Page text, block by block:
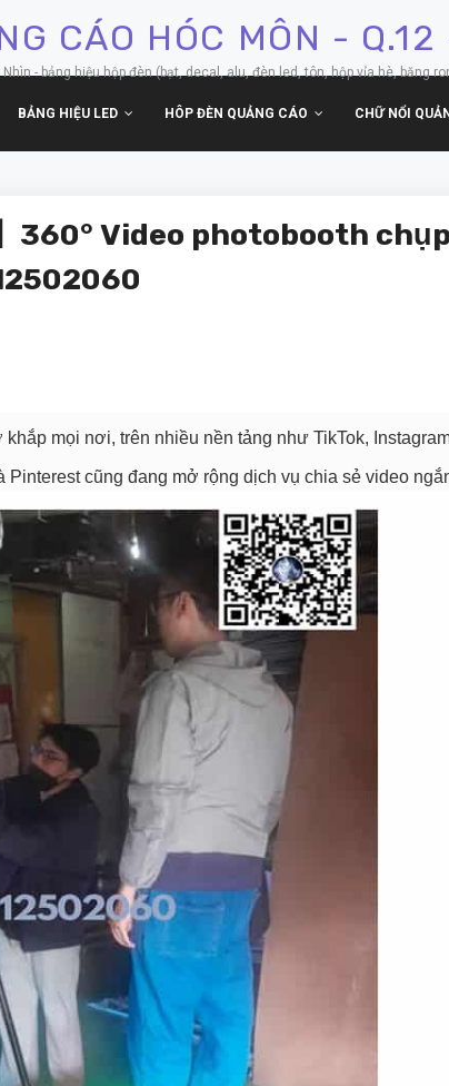
CÁO HÓC MÔN -
- bảng hiệu hộp đèn (bạt, decal, alu, đèn led, tôn, hộp vỉa hè, băng
BẢNG HIỆU LED HÔP ĐÈN QUẢNG CÁO CHỮ NỔI
】360° Video photobooth
mọi nơi, trên nhiều nền tảng như TikTok,
Pinterest cũng đang mở rộng dịch vụ chia sẻ video